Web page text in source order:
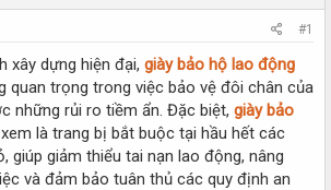
#1
xây dựng hiện đại, giày bảo hộ lao động
quan trọng trong việc bảo vệ đôi chân của
những rủi ro tiềm ẩn. Đặc biệt, giày bảo
là trang bị bắt buộc tại hầu hết các
giúp giảm thiểu tai nạn lao động, nâng
và đảm bảo tuân thủ các quy định an